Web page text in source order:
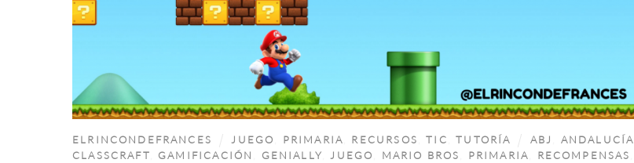
ELRINCONDEFRANCES JUEGO PRIMARIA RECURSOS ,TIC ,TUTORÍA ABJ ANDALUCÍA
CLASSCRAFT
GAMIFICACIÓN GENIALLY JUEGO MARIO BROS PRIMARIA RECOMPENSAS